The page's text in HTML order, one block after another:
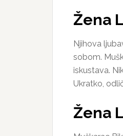
Žena
Njihova
sobom.
iskustava.
Ukratko,
Žena